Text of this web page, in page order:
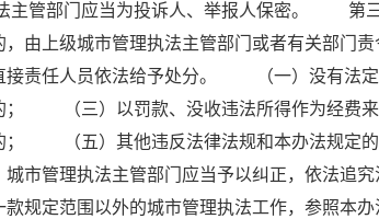
管部门应当为投诉人、举报人保密。 第三
由上级城市管理执法主管部门或者有关部门
直接责任人员依法给予处分。 （一）没有
的； （三）以罚款、没收违法所得作为经
的； （五）其他违反法律法规和本办法规
城市管理执法主管部门应当予以纠正，依法
规定范围以外的城市管理执法工作，参照